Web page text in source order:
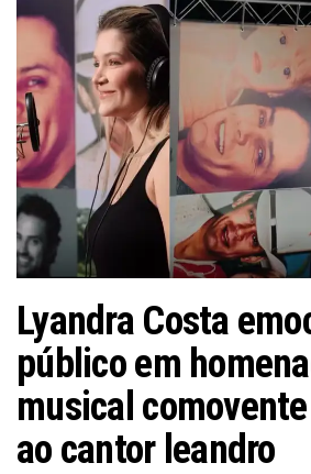
Lyandra Costa
público em
musical
ao cantor leandro